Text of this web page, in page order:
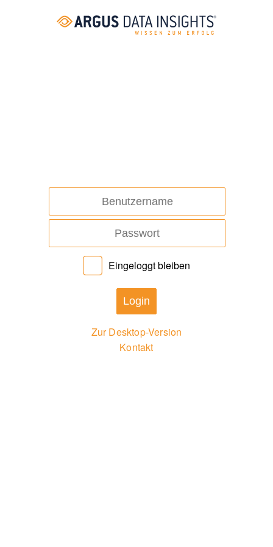
Eingeloggt bleiben
Login
Zur Desktop-Version
Kontakt